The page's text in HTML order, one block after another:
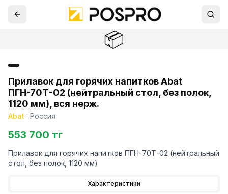
📦
Прилавок для горячих напитков Abat
ПГН-70Т-02 (нейтральный стол, без полок,
1120 мм), вся нерж.
Abat · Россия
553 700 тг
Прилавок для горячих напитков ПГН-70Т-02 (нейтральный
стол, без полок, 1120 мм)
Характеристики